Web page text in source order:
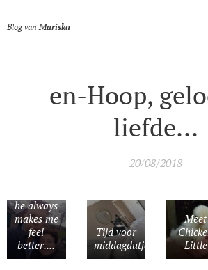
Blog van Mariska
en-Hoop,
liefde...
20/08/2018
he always
makes me
feel
better....
Tijd voor
middagdutje...
Meet
Little